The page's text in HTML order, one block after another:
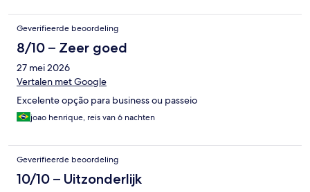
Geverifieerde beoordeling
8/10 – Zeer goed
27 mei 2026
Vertalen met Google
Excelente opção para business ou passeio
joao henrique, reis van 6 nachten
Geverifieerde beoordeling
10/10 – Uitzonderlijk